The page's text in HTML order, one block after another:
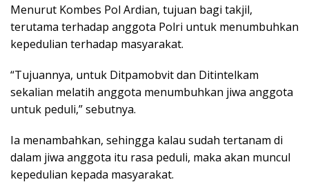
Menurut Kombes Pol Ardian, tujuan bagi takjil,
terutama terhadap anggota Polri untuk menumbuhkan
kepedulian terhadap masyarakat.
“Tujuannya, untuk Ditpamobvit dan Ditintelkam
sekalian melatih anggota menumbuhkan jiwa anggota
untuk peduli,” sebutnya.
Ia menambahkan, sehingga kalau sudah tertanam di
dalam jiwa anggota itu rasa peduli, maka akan muncul
kepedulian kepada masyarakat.